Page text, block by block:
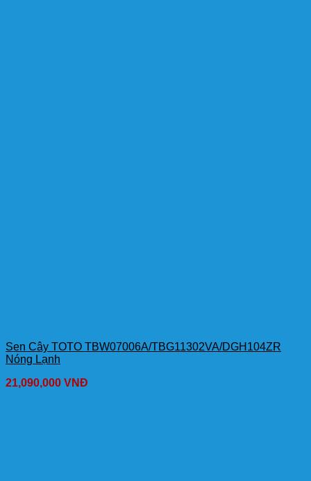
Sen Cây TOTO TBW07006A/TBG11302VA/DGH104ZR
Nóng Lạnh
21,090,000 VNĐ